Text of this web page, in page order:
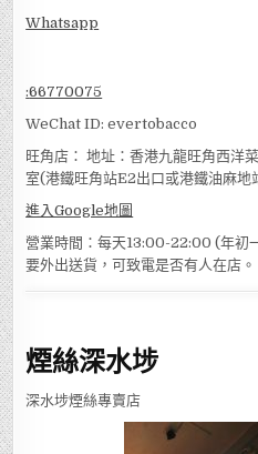
Whatsapp
:66770075
WeChat ID: evertobacco
旺角店： 地址：香港九龍旺角西洋
室(港鐵旺角站E2出口或港鐵油麻地
進入Google地圖
營業時間：每天13:00-22:00 (年初
要外出送貨，可致電是否有人在店。
煙絲深水埗
深水埗煙絲專賣店